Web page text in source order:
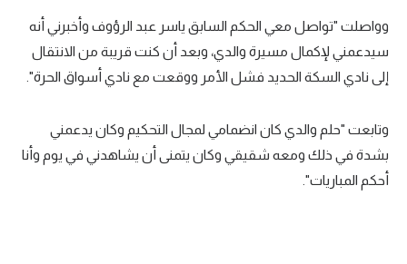
أقسام خاصة
Gamers
تحقيق في الجول
تقرير في الجول
وواصلت "تواصل معي الحكم السابق ياسر عبد الرؤوف وأخبرني أنه
سيدعمني لإكمال مسيرة والدي، وبعد أن كنت قريبة من الانتقال
إلى نادي السكة الحديد فشل الأمر ووقعت مع نادي أسواق الحرة".
وتابعت "حلم والدي كان انضمامي لمجال التحكيم وكان يدعمني
بشدة في ذلك ومعه شقيقي وكان يتمنى أن يشاهدني في يوم وأنا
أحكم المباريات".